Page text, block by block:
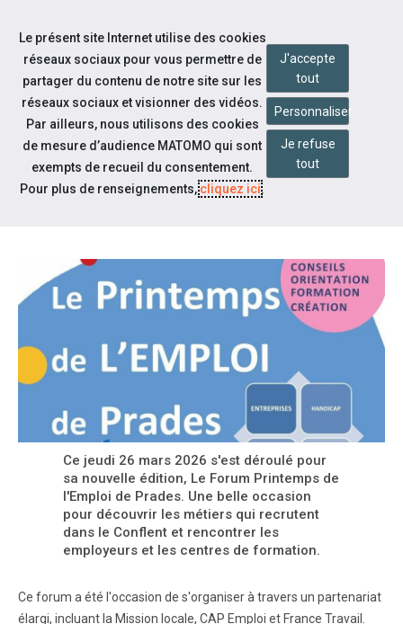
Aller au contenu
Notre actualité
LE PRINTEMPS DE L'EMPLOI DE
Ce jeudi 26 mars 2026 s'est déroulé pour
sa nouvelle édition, Le Forum Printemps de
l'Emploi de Prades. Une belle occasion
pour découvrir les métiers qui recrutent
dans le Conflent et rencontrer les
employeurs et les centres de formation.
Ce forum a été l'occasion de s'organiser à travers un partenariat
élargi, incluant la Mission locale, CAP Emploi et France Travail.
Le présent site Internet utilise des cookies
réseaux sociaux pour vous permettre de
partager du contenu de notre site sur les
réseaux sociaux et visionner des vidéos.
Par ailleurs, nous utilisons des cookies
de mesure d’audience MATOMO qui sont
exempts de recueil du consentement.
Pour plus de renseignements,cliquez ici.
J'accepte
tout
Personnaliser
Je refuse
tout